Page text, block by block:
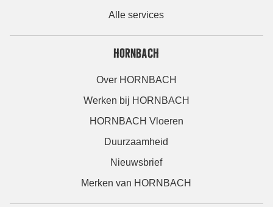
Alle services
HORNBACH
Over HORNBACH
Werken bij HORNBACH
HORNBACH Vloeren
Duurzaamheid
Nieuwsbrief
Merken van HORNBACH